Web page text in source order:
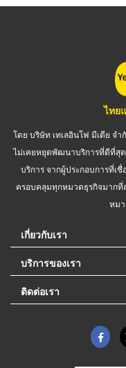
ไทย
โดย บริษัท เทเลอินโฟ มีเดีย จ
ไม่เคยหยุดพัฒนาบริการที่ดีที่สุ
บริการ จากผู้ประกอบการที่เ
ครอบคลุมทุกหมวดธุรกิจมากที่
หม
เกี่ยวกับเรา
บริการของเรา
ติดต่อเรา